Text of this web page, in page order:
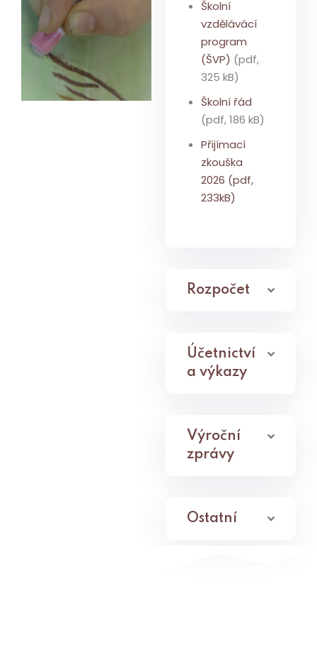
Školní
vzdělávácí
program
(ŠVP) (pdf,
325 kB)
Školní řád
(pdf, 186 kB)
Přijímací
zkouška
2026 (pdf,
233kB)
Rozpočet
Účetnictví
a výkazy
Výroční
zprávy
Ostatní